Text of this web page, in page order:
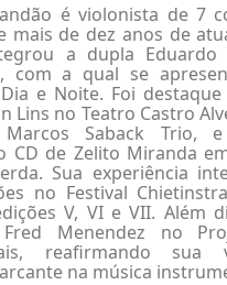
é violonista de 7
mais de dez anos de
a dupla
com a qual se
e Noite. Foi
Lins no Teatro Castro
Saback Trio,
CD de Zelito Miranda
Sua experiência
no Festival
V, VI e VII. Além
Menendez no
reafirmando sua
na música